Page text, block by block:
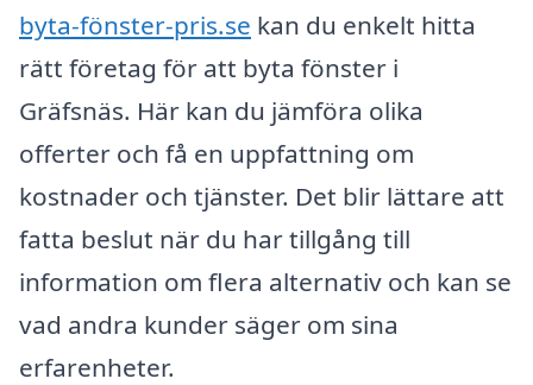
byta-fönster-pris.se kan du enkelt hitta
rätt företag för att byta fönster i
Gräfsnäs. Här kan du jämföra olika
offerter och få en uppfattning om
kostnader och tjänster. Det blir lättare att
fatta beslut när du har tillgång till
information om flera alternativ och kan se
vad andra kunder säger om sina
erfarenheter.